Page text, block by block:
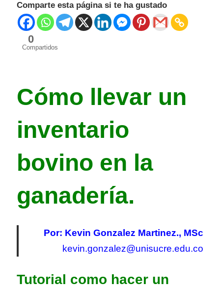
Comparte esta página si te ha gustado
0
Compartidos
Cómo llevar un
inventario
bovino en la
ganadería.
Por: Kevin Gonzalez Martinez., MSc
kevin.gonzalez@unisucre.edu.co
Tutorial como hacer un